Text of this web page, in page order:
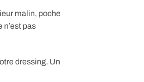
malin, poche
pas
dressing. Un